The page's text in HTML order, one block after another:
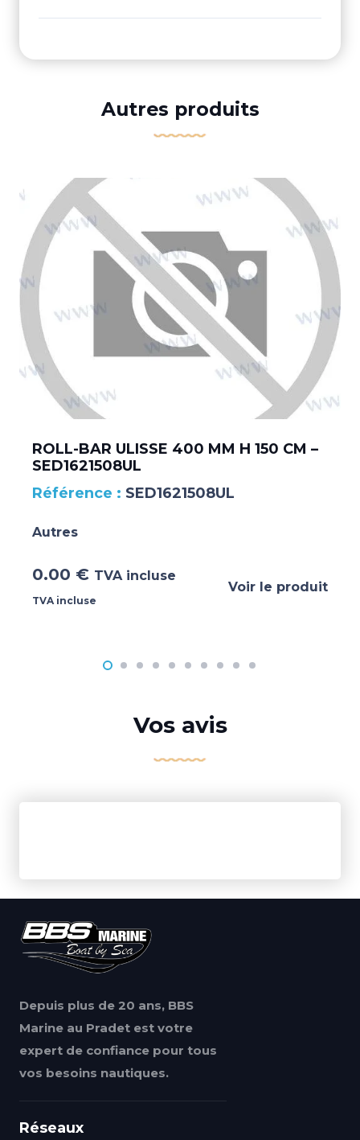
Autres produits
ROLL-BAR ULISSE 400 MM H 150 CM –
SED1621508UL
SED1621508UL
Autres
0.00 € TVA incluse
TVA incluse
Voir le produit
Vos avis
Depuis plus de 20 ans, BBS
Marine au Pradet est votre
expert de confiance pour tous
vos besoins nautiques.
Réseaux